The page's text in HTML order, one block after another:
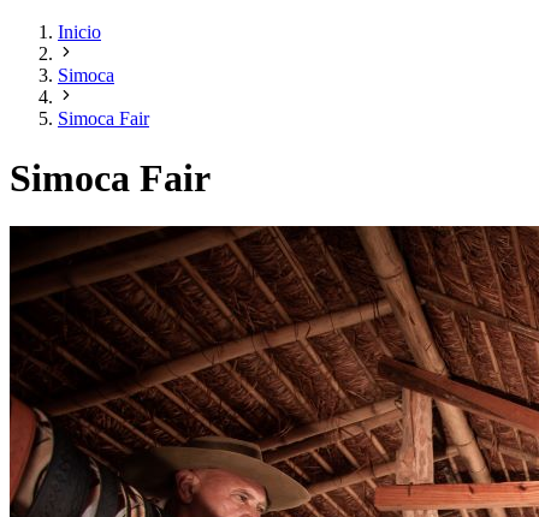
Inicio
Simoca
Simoca Fair
Simoca Fair